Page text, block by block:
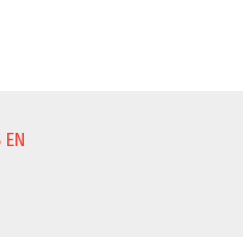
EN